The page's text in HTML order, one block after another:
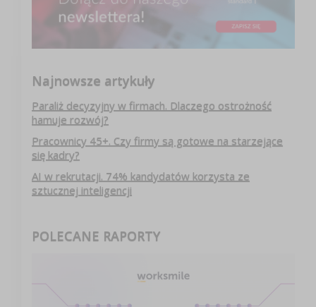
Najnowsze artykuły
Paraliż decyzyjny w firmach. Dlaczego ostrożność
hamuje rozwój?
Pracownicy 45+. Czy firmy są gotowe na starzejące
się kadry?
AI w rekrutacji. 74% kandydatów korzysta ze
sztucznej inteligencji
POLECANE RAPORTY